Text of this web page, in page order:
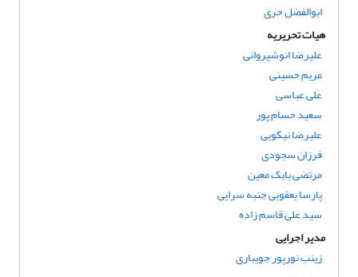
ابوالفضل حری
هیات تحریریه
علیرضا انوشیروانی
مریم حسینی
علی عباسی
سعید حسام پور
علیرضا نیکویی
فرزان سجودی
مرتضی بابک معین
پارسا یعقوبی جنبه سرایی
سید علی قاسم زاده
مدیر اجرایی
زینب نورپور جویباری